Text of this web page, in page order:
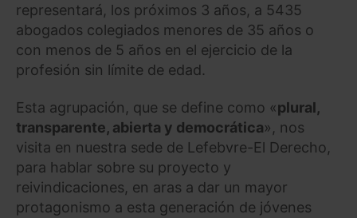
representará, los próximos 3 años, a 5435
abogados colegiados menores de 35 años o
con menos de 5 años en el ejercicio de la
profesión sin límite de edad.
Esta agrupación, que se define como «plural,
transparente, abierta y democrática», nos
visita en nuestra sede de Lefebvre-El Derecho,
para hablar sobre su proyecto y
reivindicaciones, en aras a dar un mayor
protagonismo a esta generación de jóvenes